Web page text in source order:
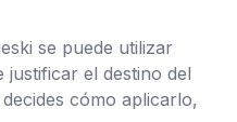
se puede utilizar
justificar el destino del
cómo aplicarlo,